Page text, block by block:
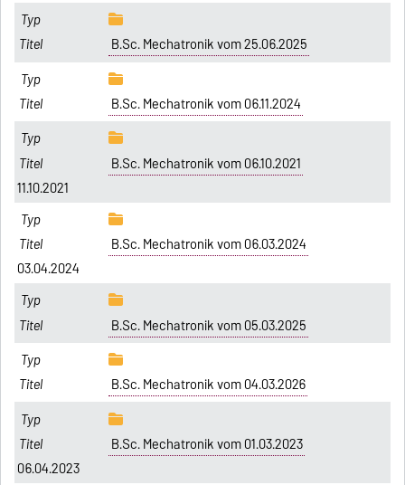
B.Sc. Mechatronik vom 25.06.2025
B.Sc. Mechatronik vom 06.11.2024
B.Sc. Mechatronik vom 06.10.2021
11.10.2021
B.Sc. Mechatronik vom 06.03.2024
03.04.2024
B.Sc. Mechatronik vom 05.03.2025
B.Sc. Mechatronik vom 04.03.2026
B.Sc. Mechatronik vom 01.03.2023
06.04.2023